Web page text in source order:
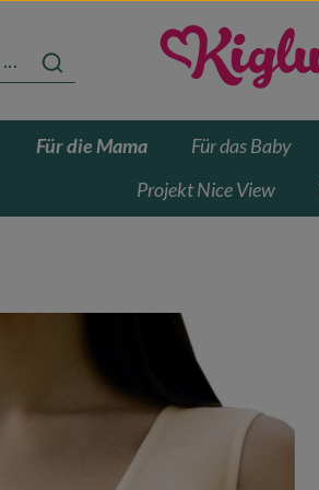
Für die Mama Für das Baby
Projekt Nice View